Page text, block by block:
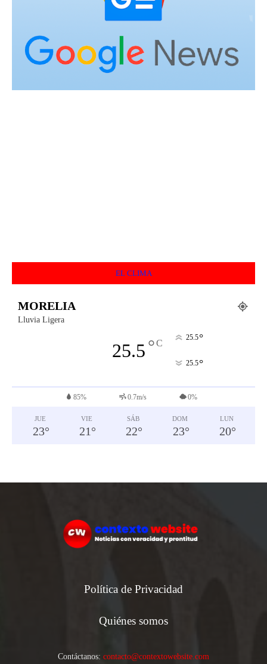
EL CLIMA
MORELIA
Lluvia Ligera
25.5°C
25.5°
25.5°
85% 0.7m/s 0%
JUE
23°
VIE
21 °
SÁB
22°
DOM
23°
LUN
20°
Política de Privacidad
Quiénes somos
Contáctanos: contacto@contextowebsite.com